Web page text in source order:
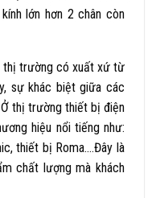
lớn hơn 2 chân còn
thị trường có xuất xứ từ
sự khác biệt giữa các
thị trường thiết bị điện
hiệu nổi tiếng như:
thiết bị Roma….Đây là
chất lượng mà khách